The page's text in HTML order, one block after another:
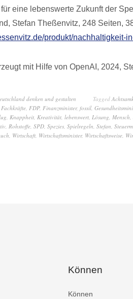
eine lebenswerte Zukunft der
Stefan Theßenvitz, 248 Seiten,
produkt/nachhaltigkeit-
mit Hilfe von OpenAI, 2024,
denken und gestalten Tagged
Fachkräfte, FDP, Finanzminister, fossil,
, Knappheit, Kreativität, lebenswert, Lösung, Mensch,
, Rohstoffe, SPD, Spezies, Spielregeln, Stefan,
, Wirtschaft, Wirtschaftsminister, Wirtschaftsweise,
Können
Können